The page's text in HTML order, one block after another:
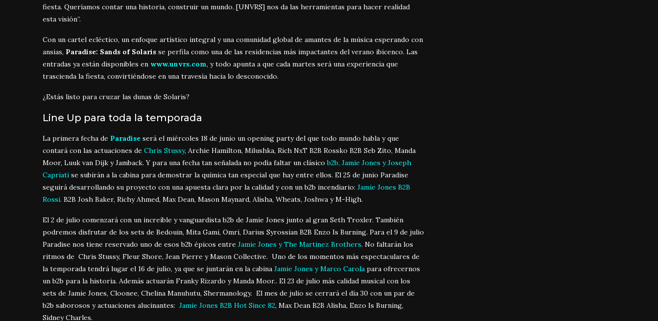
fiesta. Queríamos contar una historia, construir un mundo. [UNVRS] nos da las herramientas para hacer realidad
esta visión”.
Con un cartel ecléctico, un enfoque artístico integral y una comunidad global de amantes de la música esperando con
ansias, Paradise: Sands of Solaris se perfila como una de las residencias más impactantes del verano ibicenco. Las
entradas ya están disponibles en www.unvrs.com, y todo apunta a que cada martes será una experiencia que
trascienda la fiesta, convirtiéndose en una travesía hacia lo desconocido.
¿Estás listo para cruzar las dunas de Solaris?
Line Up para toda la temporada
La primera fecha de Paradise será el miércoles 18 de junio un opening party del que todo mundo habla y que
contará con las actuaciones de Chris Stussy, Archie Hamilton, Milushka, Rich NxT B2B Rossko B2B Seb Zito, Manda
Moor, Luuk van Dijk y Jamback. Y para una fecha tan señalada no podía faltar un clásicob2b, Jamie Jones y Joseph
Capriati se subirán a la cabina para demostrar la química tan especial que hay entre ellos. El 25 de junio Paradise
seguirá desarrollando su proyecto con una apuesta clara por la calidad y con un b2b incendiario: Jamie Jones B2B
Rossi. B2B Josh Baker, Richy Ahmed, Max Dean, Mason Maynard, Alisha, Wheats, Joshwa y M-High.
El 2 de julio comenzará con un increíble y vanguardista b2b de Jamie Jones junto al gran Seth Troxler. También
podremos disfrutar de los sets de Bedouin, Mita Gami, Omri, Darius Syrossian B2B Enzo Is Burning. Para el 9 de julio
Paradise nos tiene reservado uno de esos b2b épicos entre Jamie Jones y The Martinez Brothers. No faltarán los
ritmos de Chris Stussy, Fleur Shore, Jean Pierre y Mason Collective. Uno de los momentos más espectaculares de
la temporada tendrá lugar el 16 de julio, ya que se juntarán en la cabina Jamie Jones y Marco Carola para ofrecernos
un b2b para la historia. Además actuarán Franky Rizardo y Manda Moor.. El 23 de julio más calidad musical con los
sets de Jamie Jones, Cloonee, Chelina Manuhutu, Shermanology. El mes de julio se cerrará el día 30 con un par de
b2b saborosos y actuaciones alucinantes: Jamie Jones B2B Hot Since 82, Max Dean B2B Alisha, Enzo Is Burning,
Sidney Charles.